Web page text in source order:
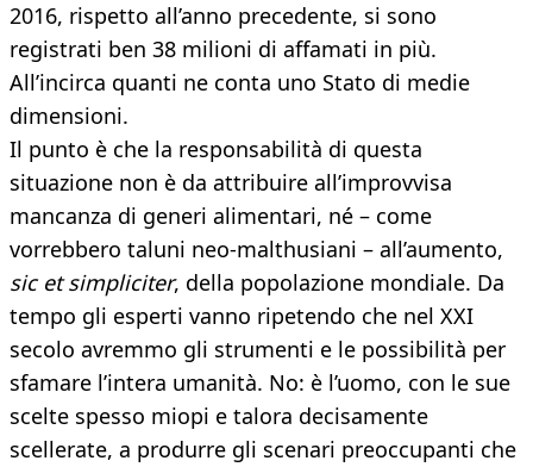
2016, rispetto all’anno precedente, si sono
registrati ben 38 milioni di affamati in più.
All’incirca quanti ne conta uno Stato di medie
dimensioni.
Il punto è che la responsabilità di questa
situazione non è da attribuire all’improvvisa
mancanza di generi alimentari, né – come
vorrebbero taluni neo-malthusiani – all’aumento,
sic et simpliciter, della popolazione mondiale. Da
tempo gli esperti vanno ripetendo che nel XXI
secolo avremmo gli strumenti e le possibilità per
sfamare l’intera umanità. No: è l’uomo, con le sue
scelte spesso miopi e talora decisamente
scellerate, a produrre gli scenari preoccupanti che